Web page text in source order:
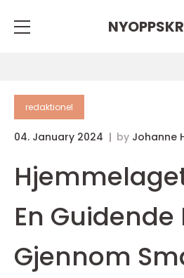
redaktionel
04. January 2024 by Johanne
En Guidende
Gjennom